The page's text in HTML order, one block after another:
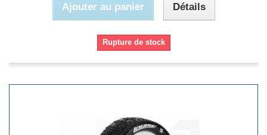
Ajouter au panier Détails
Rupture de stock